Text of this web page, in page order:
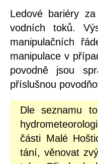
Ledové bariéry
vodních toků.
manipulačních
manipulace v
povodně jsou
příslušnou
Dle seznamu
části Malé
tání, věnovat